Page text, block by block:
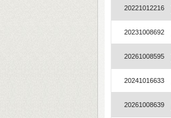
20221012216
20231008692
20261008595
20241016633
20261008639